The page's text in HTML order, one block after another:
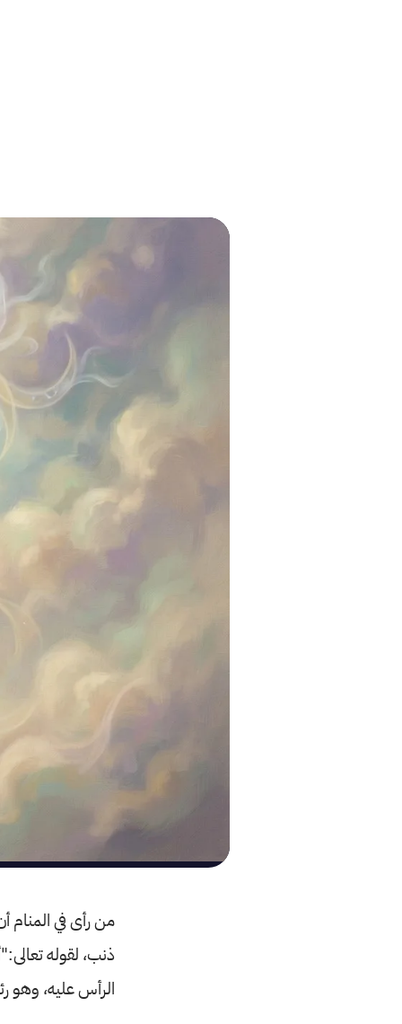
من رأى في المنام
ذنب، لقوله
الرأس عليه، وهو